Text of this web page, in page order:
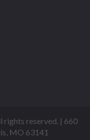
rights reserved. | 660
MO 63141